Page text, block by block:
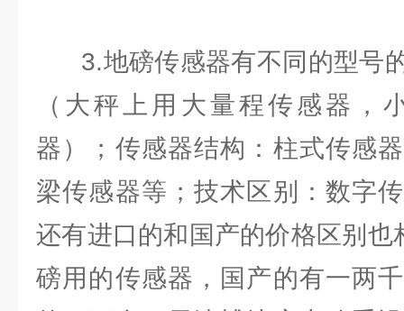
3.地磅传感器有不同的型号
（大秤上用大量程传感器，
器）；传感器结构：柱式传感
梁传感器等；技术区别：数字
还有进口的和国产的价格区别
磅用的传感器，国产的有一两